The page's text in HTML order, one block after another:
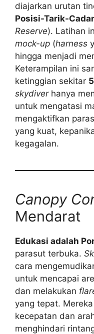
diajarkan urutan
Posisi-Tarik-
Reserve). Latihan
mock-up (harness
hingga menjadi
Keterampilan ini
ketinggian sekitar
skydiverhanya
untuk mengatasi
mengaktifkan
yang kuat,
kegagalan.
Canopy
Mendarat
Edukasi adalah
parasut terbuka.
cara
untuk mencapai
dan melakukan
yang tepat.
kecepatan dan
menghindari